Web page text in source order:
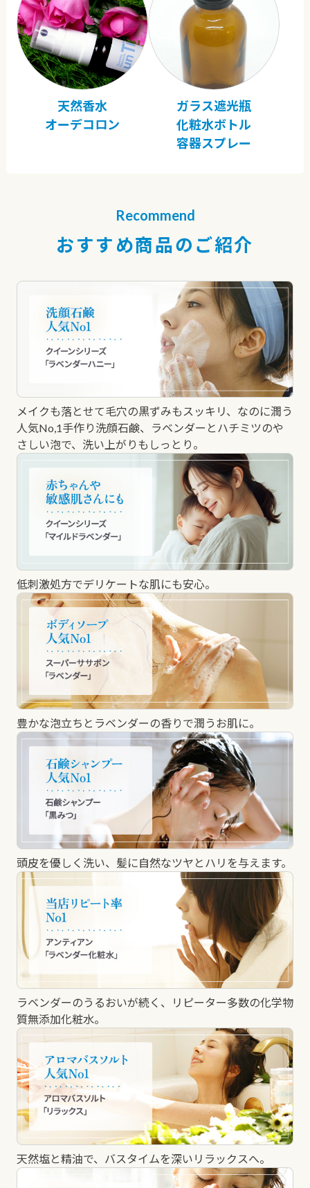
天然香水
オーデコロン
ガラス遮光瓶
化粧水ボトル
容器スプレー
Recommend
おすすめ商品のご紹介
メイクも落とせて毛穴の黒ずみもスッキリ、なのに潤う
人気No,1手作り洗顔石鹸、ラベンダーとハチミツのや
さしい泡で、洗い上がりもしっとり。
低刺激処方でデリケートな肌にも安心。
豊かな泡立ちとラベンダーの香りで潤うお肌に。
頭皮を優しく洗い、髪に自然なツヤとハリを与えます。
ラベンダーのうるおいが続く、リピーター多数の化学物
質無添加化粧水。
天然塩と精油で、バスタイムを深いリラックスへ。